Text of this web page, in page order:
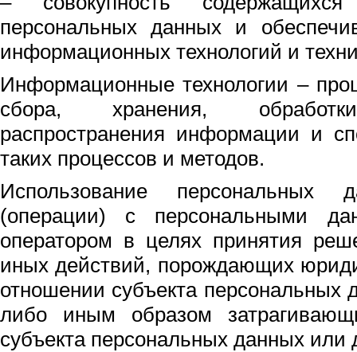
персональных данных и
информационных технологий и
Информационные технологии –
сбора, хранения,
распространения информации и
таких процессов и методов.
Использование
(операции) с персональными
оператором в целях принятия
иных действий, порождающих
отношении субъекта персональных
либо иным образом
субъекта персональных данных или